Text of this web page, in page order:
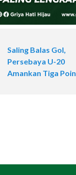
Saling Balas Gol,
Persebaya U-20
Amankan Tiga Poin